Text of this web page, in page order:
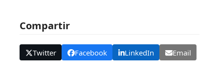
Compartir
Twitter Facebook LinkedIn Email